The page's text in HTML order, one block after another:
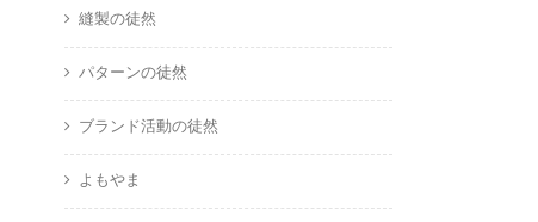
縫製の徒然
パターンの徒然
ブランド活動の徒然
よもやま